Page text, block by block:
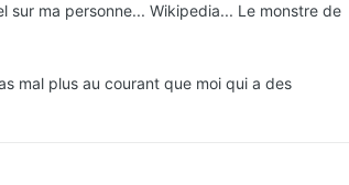
ma personne... Wikipedia... Le monstre de
mal plus au courant que moi qui a des